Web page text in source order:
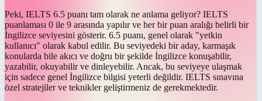
Peki, IELTS 6.5 puanı tam olarak ne anlama geliyor? IELTS
puanlaması 0 ile 9 arasında yapılır ve her bir puan aralığı belirli bir
İngilizce seviyesini gösterir. 6.5 puanı, genel olarak "yetkin
kullanıcı" olarak kabul edilir. Bu seviyedeki bir aday, karmaşık
konularda bile akıcı ve doğru bir şekilde İngilizce konuşabilir,
yazabilir, okuyabilir ve dinleyebilir. Ancak, bu seviyeye ulaşmak
için sadece genel İngilizce bilgisi yeterli değildir. IELTS sınavına
özel stratejiler ve teknikler geliştirmeniz de gerekmektedir.